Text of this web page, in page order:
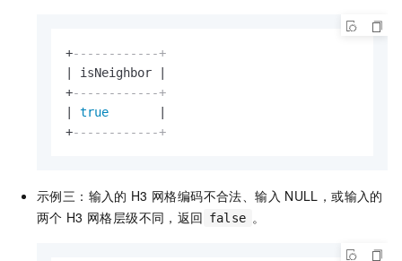
+------------+
isNeighbor
+------------+
true
+------------+
示例三：输入的 H3 网格编码不合法、输入 NULL，或输入的
两个 H3 网格层级不同，返回 false 。